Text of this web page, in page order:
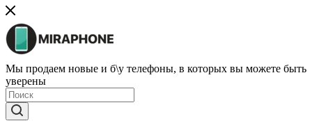
Мы продаем новые и б\у телефоны, в которых вы можете быть
уверены